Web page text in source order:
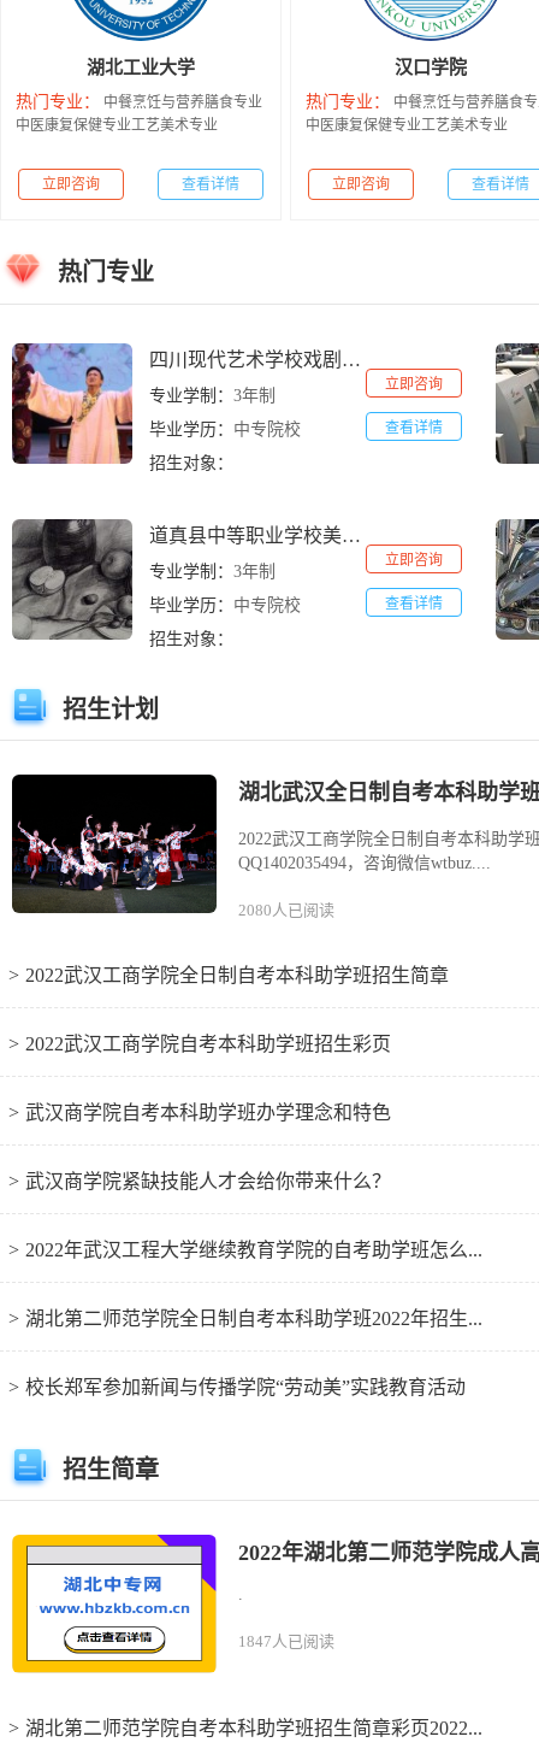
湖北工业大学
热门专业：
中餐烹饪与营养膳食专业
中医康复保健专业工艺美术专业
立即咨询 查看详情
汉口学院
热门专业：
中餐烹饪与营养膳食
中医康复保健专业工艺美术专业
立即咨询 查看详情
热门专业
四川现代艺术学校戏剧影视表演专业
专业学制： 3年制
毕业学历： 中专院校
招生对象：
立即咨询
查看详情
道真县中等职业学校美术教育专业
专业学制： 3年制
毕业学历： 中专院校
招生对象：
立即咨询
查看详情
招生计划
2022武汉工商学院全日制自考本科助学
QQ1402035494，咨询微信wtbuz....
2080人已阅读
> 2022武汉工商学院全日制自考本科助学班招生简章
> 2022武汉工商学院自考本科助学班招生彩页
> 武汉商学院自考本科助学班办学理念和特色
> 武汉商学院紧缺技能人才会给你带来什么？
> 2022年武汉工程大学继续教育学院的自考助学班怎么...
> 湖北第二师范学院全日制自考本科助学班2022年招生...
> 校长郑军参加新闻与传播学院“劳动美”实践教育活动
招生简章
1847人已阅读
> 湖北第二师范学院自考本科助学班招生简章彩页2022...